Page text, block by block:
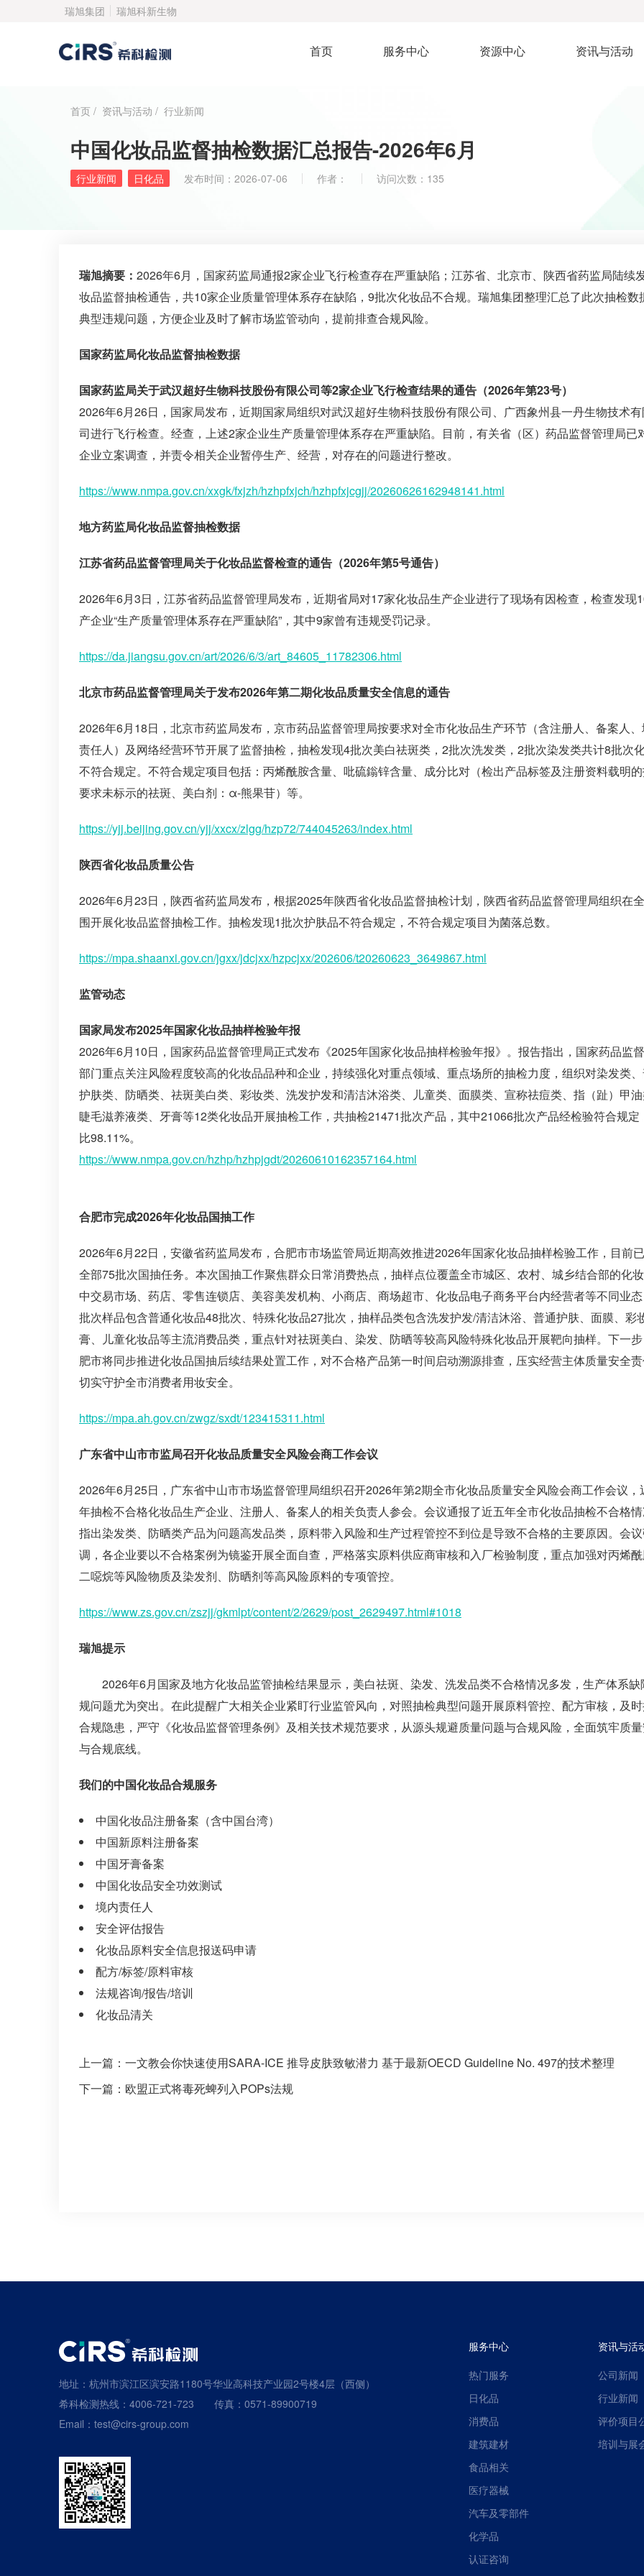
瑞旭集团 瑞旭科新生物
首页 服务中心 资源中心 资讯与活动
首页 / 资讯与活动 / 行业新闻
中国化妆品监督抽检数据汇总报告-2026年6月
行业新闻 日化品 发布时间： 2026-07-06 作者： 访问次数：135
瑞旭摘要： 2026年6月，国家药监局通报2家企业飞行检查存在严重缺陷；江苏省、北京市、陕西省药监局陆续
妆品监督抽检通告，共10家企业质量管理体系存在缺陷，9批次化妆品不合规。瑞旭集团整理汇总了此次抽检数
典型违规问题，方便企业及时了解市场监管动向，提前排查合规风险。
国家药监局化妆品监督抽检数据
国家药监局关于武汉超好生物科技股份有限公司等2家企业飞行检查结果的通告（2026年第23号）
2026年6月26日，国家局发布，近期国家局组织对武汉超好生物科技股份有限公司、广西象州县一丹生物技术
司进行飞行检查。经查，上述2家企业生产质量管理体系存在严重缺陷。目前，有关省（区）药品监督管理局已
企业立案调查，并责令相关企业暂停生产、经营，对存在的问题进行整改。
https://www.nmpa.gov.cn/xxgk/fxjzh/hzhpfxjch/hzhpfxjcgjj/20260626162948141.html
地方药监局化妆品监督抽检数据
江苏省药品监督管理局关于化妆品监督检查的通告（2026年第5号通告）
2026年6月3日，江苏省药品监督管理局发布，近期省局对17家化妆品生产企业进行了现场有因检查，检查发现
产企业“生产质量管理体系存在严重缺陷”，其中9家曾有违规受罚记录。
https://da.jiangsu.gov.cn/art/2026/6/3/art_84605_11782306.html
北京市药品监督管理局关于发布2026年第二期化妆品质量安全信息的通告
2026年6月18日，北京市药监局发布，京市药品监督管理局按要求对全市化妆品生产环节（含注册人、备案人
责任人）及网络经营环节开展了监督抽检，抽检发现4批次美白祛斑类，2批次洗发类，2批次染发类共计8批次
不符合规定。不符合规定项目包括：丙烯酰胺含量、吡硫鎓锌含量、成分比对（检出产品标签及注册资料载明
要求未标示的祛斑、美白剂：α-熊果苷）等。
https://yjj.beijing.gov.cn/yjj/xxcx/zlgg/hzp72/744045263/index.html
陕西省化妆品质量公告
2026年6月23日，陕西省药监局发布，根据2025年陕西省化妆品监督抽检计划，陕西省药品监督管理局组织在
围开展化妆品监督抽检工作。抽检发现1批次护肤品不符合规定，不符合规定项目为菌落总数。
https://mpa.shaanxi.gov.cn/jgxx/jdcjxx/hzpcjxx/202606/t20260623_3649867.html
监管动态
国家局发布2025年国家化妆品抽样检验年报
2026年6月10日，国家药品监督管理局正式发布《2025年国家化妆品抽样检验年报》。报告指出，国家药品监
部门重点关注风险程度较高的化妆品品种和企业，持续强化对重点领域、重点场所的抽检力度，组织对染发类
护肤类、防晒类、祛斑美白类、彩妆类、洗发护发和清洁沐浴类、儿童类、面膜类、宣称祛痘类、指（趾）甲油
睫毛滋养液类、牙膏等12类化妆品开展抽检工作，共抽检21471批次产品，其中21066批次产品经检验符合规定
比98.11%。
https://www.nmpa.gov.cn/hzhp/hzhpjgdt/20260610162357164.html
合肥市完成2026年化妆品国抽工作
2026年6月22日，安徽省药监局发布，合肥市市场监管局近期高效推进2026年国家化妆品抽样检验工作，目前
全部75批次国抽任务。本次国抽工作聚焦群众日常消费热点，抽样点位覆盖全市城区、农村、城乡结合部的化
中交易市场、药店、零售连锁店、美容美发机构、小商店、商场超市、化妆品电子商务平台内经营者等不同业
批次样品包含普通化妆品48批次、特殊化妆品27批次，抽样品类包含洗发护发/清洁沐浴、普通护肤、面膜、彩
膏、儿童化妆品等主流消费品类，重点针对祛斑美白、染发、防晒等较高风险特殊化妆品开展靶向抽样。下一
肥市将同步推进化妆品国抽后续结果处置工作，对不合格产品第一时间启动溯源排查，压实经营主体质量安全责
切实守护全市消费者用妆安全。
https://mpa.ah.gov.cn/zwgz/sxdt/123415311.html
广东省中山市市监局召开化妆品质量安全风险会商工作会议
2026年6月25日，广东省中山市市场监督管理局组织召开2026年第2期全市化妆品质量安全风险会商工作会议，
年抽检不合格化妆品生产企业、注册人、备案人的相关负责人参会。会议通报了近五年全市化妆品抽检不合格情
指出染发类、防晒类产品为问题高发品类，原料带入风险和生产过程管控不到位是导致不合格的主要原因。会
调，各企业要以不合格案例为镜鉴开展全面自查，严格落实原料供应商审核和入厂检验制度，重点加强对丙烯酰
二噁烷等风险物质及染发剂、防晒剂等高风险原料的专项管控。
https://www.zs.gov.cn/zszjj/gkmlpt/content/2/2629/post_2629497.html#1018
瑞旭提示
2026年6月国家及地方化妆品监管抽检结果显示，美白祛斑、染发、洗发品类不合格情况多发，生产体系缺
规问题尤为突出。在此提醒广大相关企业紧盯行业监管风向，对照抽检典型问题开展原料管控、配方审核，及
合规隐患，严守《化妆品监督管理条例》及相关技术规范要求，从源头规避质量问题与合规风险，全面筑牢质
与合规底线。
我们的中国化妆品合规服务
中国化妆品注册备案（含中国台湾）
中国新原料注册备案
中国牙膏备案
中国化妆品安全功效测试
境内责任人
安全评估报告
化妆品原料安全信息报送码申请
配方/标签/原料审核
法规咨询/报告/培训
化妆品清关
上一篇： 一文教会你快速使用SARA-ICE 推导皮肤致敏潜力 基于最新OECD Guideline No. 497的技术整理
下一篇： 欧盟正式将毒死蜱列入POPs法规
地址：杭州市滨江区滨安路1180号华业高科技产业园2号楼4层（西侧）
希科检测热线：4006-721-723
传真：0571-89900719
Email：test@cirs-group.com
服务中心
热门服务
日化品
消费品
建筑建材
食品相关
医疗器械
汽车及零部件
化学品
认证咨询
资讯与活
公司新闻
行业新闻
评价项目
培训与展